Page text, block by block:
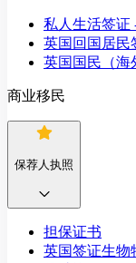
私人生活签证
英国回国居民
英国国民（海
商业移民
保荐人执照
担保证书
英国签证生物